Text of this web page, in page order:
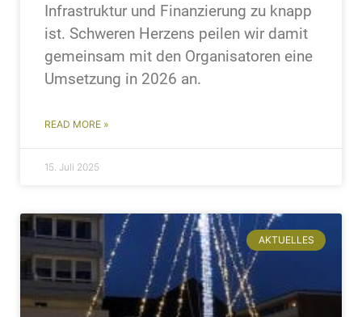
Infrastruktur und Finanzierung zu knapp
ist. Schweren Herzens peilen wir damit
gemeinsam mit den Organisatoren eine
Umsetzung in 2026 an.
READ MORE »
15. Juli 2025
AKTUELLES